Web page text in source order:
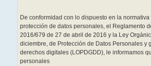
De conformidad con lo dispuesto en la
protección de datos personales, el Reglamento
2016/679 de 27 de abril de 2016 y la Ley
diciembre, de Protección de Datos Personales y
derechos digitales (LOPDGDD), le informamos
personales